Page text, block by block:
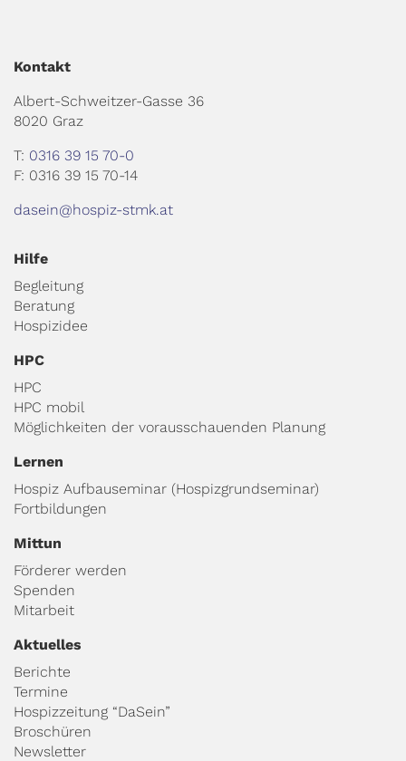
Kontakt
Albert-Schweitzer-Gasse 36
8020 Graz
T: 0316 39 15 70-0
F: 0316 39 15 70-14
dasein@hospiz-stmk.at
Hilfe
Begleitung
Beratung
Hospizidee
HPC
HPC
HPC mobil
Möglichkeiten der vorausschauenden Planung
Lernen
Hospiz Aufbauseminar (Hospizgrundseminar)
Fortbildungen
Mittun
Förderer werden
Spenden
Mitarbeit
Aktuelles
Berichte
Termine
Hospizzeitung “DaSein”
Broschüren
Newsletter